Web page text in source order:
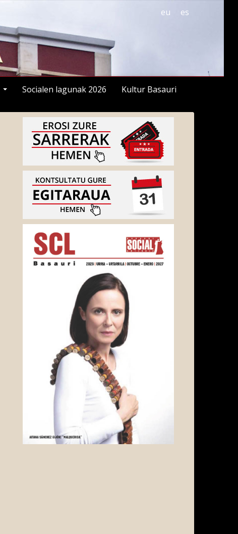
es
eu
Socialen lagunak 2026 Kultur Basauri